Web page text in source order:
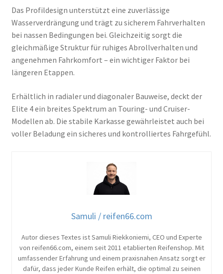
Das Profildesign unterstützt eine zuverlässige
Wasserverdrängung und trägt zu sicherem Fahrverhalten
bei nassen Bedingungen bei. Gleichzeitig sorgt die
gleichmäßige Struktur für ruhiges Abrollverhalten und
angenehmen Fahrkomfort – ein wichtiger Faktor bei
längeren Etappen.
Erhältlich in radialer und diagonaler Bauweise, deckt der
Elite 4 ein breites Spektrum an Touring- und Cruiser-
Modellen ab. Die stabile Karkasse gewährleistet auch bei
voller Beladung ein sicheres und kontrolliertes Fahrgefühl.
Samuli / reifen66.com
Autor dieses Textes ist Samuli Riekkoniemi, CEO und Experte
von reifen66.com, einem seit 2011 etablierten Reifenshop. Mit
umfassender Erfahrung und einem praxisnahen Ansatz sorgt er
dafür, dass jeder Kunde Reifen erhält, die optimal zu seinen